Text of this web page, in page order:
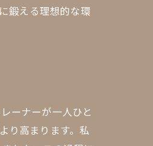
鍛える理想的な環
ーナーが一人ひと
り高まります。私